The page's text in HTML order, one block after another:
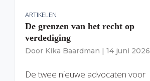
ARTIKELEN
De grenzen van het recht op
verdediging
Door Kika Baardman | 14 juni 2026
De twee nieuwe advocaten voor